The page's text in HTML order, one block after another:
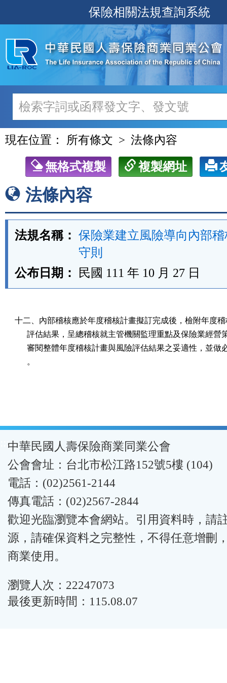
至
主
內
容
保險相關法規查詢系統
現在位置： 所有條文 法條內容
無格式複製 複製網址
法條內容
法規名稱： 保險業建立風險導向內部
守則
公布日期：
民國 111 年 10 月 27 日
十二、內部稽核應於年度稽核計畫擬訂完成後，檢附年度
評估結果，呈總稽核就主管機關監理重點及保險業經營
審閱整體年度稽核計畫與風險評估結果之妥適性，並做
      。
:::中華民國人壽保險商業同業公會
公會會址：台北市松江路152號5樓 (104)
電話：(02)2561-2144
傳真電話：(02)2567-2844
歡迎光臨瀏覽本會網站。引用資料時，請
源，請確保資料之完整性，不得任意增刪
商業使用。
瀏覽人次：22247073
最後更新時間：115.08.07